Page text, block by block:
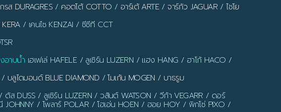
รส DURAGRES / คอตโต้ COTTO / อาร์เต้ ARTE/จาร์กัว JAGUAR/ไชโย
/ เคนไซ KENZAI / ซีซีที CCT
อาบน้ำ เฮเฟเล่ HAFELE / ลูเซิร์น LUZERN / แฮง HANG / ฮาโก้ HACO /
/ บลูไดมอนด์ BLUE DIAMOND /โมเก้น MOGEN / บาธรูม
ดัส DUSS / ลูเซิร์น LUZERN / วสันต์ WATSON / วีก้า VEGARR / ดอร์
JOHNNY / โพลาร์ POLAR / โฮเอ่น HOEN / ฮอย HOY / พิกโซ่ PIXO /